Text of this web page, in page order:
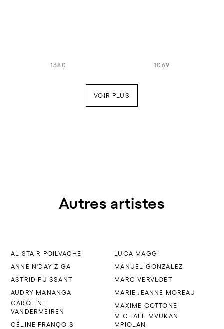
1380 1069
VOIR PLUS
Autres artistes
ALISTAIR POILVACHE
ANNE N'DAYIZIGA
ASTRID PUISSANT
AUDRY MANANGA
CAROLINE
VANDERMEIREN
CÉLINE FRANÇOIS
LUCA MAGGI
MANUEL GONZALEZ
MARC VERVLOET
MARIE-JEANNE MOREAU
MAXIME COTTONE
MICHAEL MVUKANI
MPIOLANI